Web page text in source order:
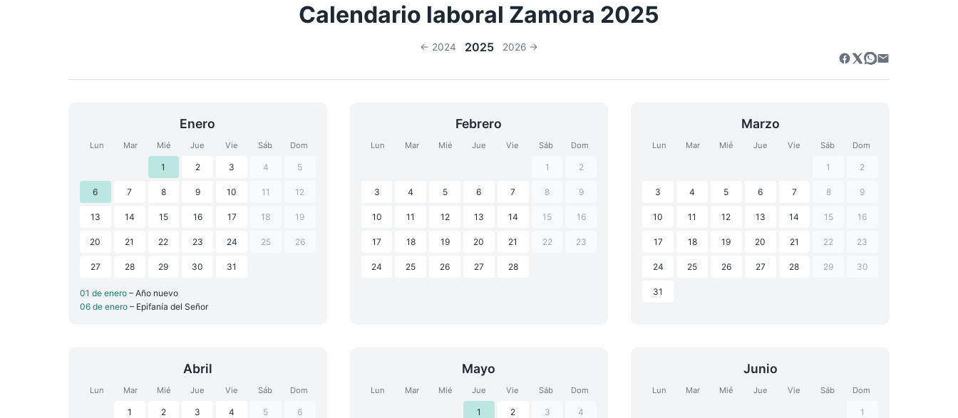
Calendario laboral Zamora 2025
← 2024 2025 2026 →
Enero
Lun Mar Mié Jue Vie Sáb Dom
1 2 3 4 5
6 7 8 9 10 11 12
13 14 15 16 17 18 19
20 21 22 23 24 25 26
27 28 29 30 31
01 de enero – Año nuevo
06 de enero – Epifanía del Señor
Febrero
Lun Mar Mié Jue Vie Sáb Dom
1 2
3 4 5 6 7 8 9
10 11 12 13 14 15 16
17 18 19 20 21 22 23
24 25 26 27 28
Marzo
Lun Mar Mié Jue Vie Sáb Dom
1 2
3 4 5 6 7 8 9
10 11 12 13 14 15 16
17 18 19 20 21 22 23
24 25 26 27 28 29 30
31
Abril
Lun Mar Mié Jue Vie Sáb Dom
1 2 3 4 5 6
Mayo
Lun Mar Mié Jue Vie Sáb Dom
1 2 3 4
Junio
Lun Mar Mié Jue Vie Sáb Dom
1